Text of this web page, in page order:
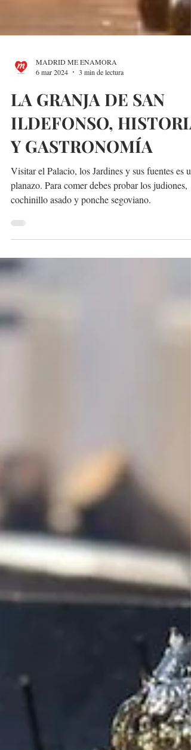
MADRID ME ENAMORA
6 mar 2024
3 min de lectura
LA GRANJA DE SAN
ILDEFONSO, HISTORIA
Y GASTRONOMÍA
Visitar el Palacio, los Jardines y sus fuentes es un